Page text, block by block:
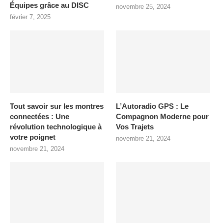
Équipes grâce au DISC
février 7, 2025
novembre 25, 2024
Tout savoir sur les montres
connectées : Une
révolution technologique à
votre poignet
novembre 21, 2024
L’Autoradio GPS : Le
Compagnon Moderne pour
Vos Trajets
novembre 21, 2024